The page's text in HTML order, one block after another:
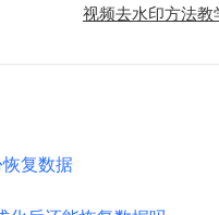
视频去水印方法教
恢复数据